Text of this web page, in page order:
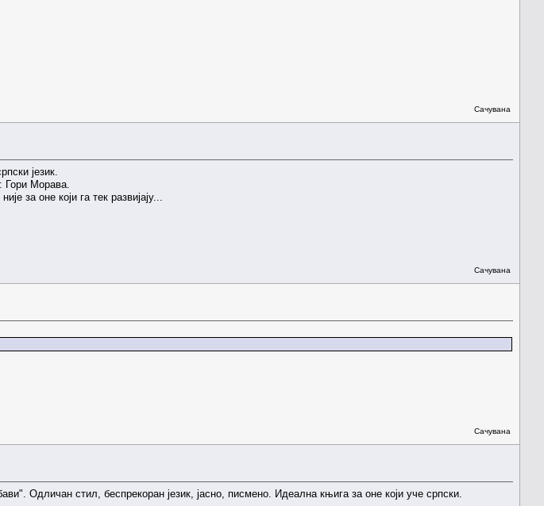
Сачувана
језик.
Гори Морава.
за оне који га тек развијају...
Сачувана
Сачувана
Одличан стил, беспрекоран језик, јасно, писмено. Идеална књига за оне који уче српски.